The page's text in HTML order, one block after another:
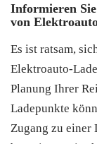
Informieren
von
Es ist ratsam,
Elektroauto-
Planung Ihrer
Ladepunkte
Zugang zu einer